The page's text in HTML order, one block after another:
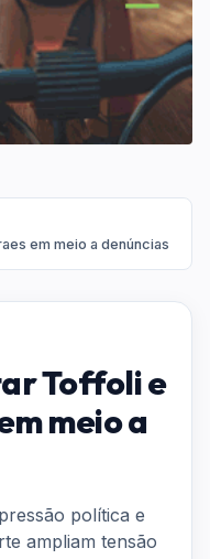
Toffoli e
meio a